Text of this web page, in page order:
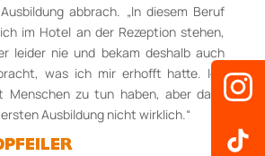
abbrach. „In diesem Beruf
im Hotel an der Rezeption stehen,
leider nie und bekam deshalb auch
was ich mir erhofft hatte. Ich
Menschen zu tun haben, aber dazu
Ausbildung nicht wirklich.“